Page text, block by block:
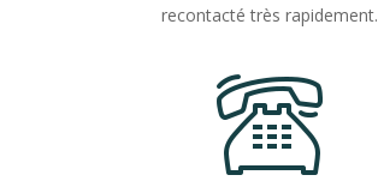
recontacté très rapidement.